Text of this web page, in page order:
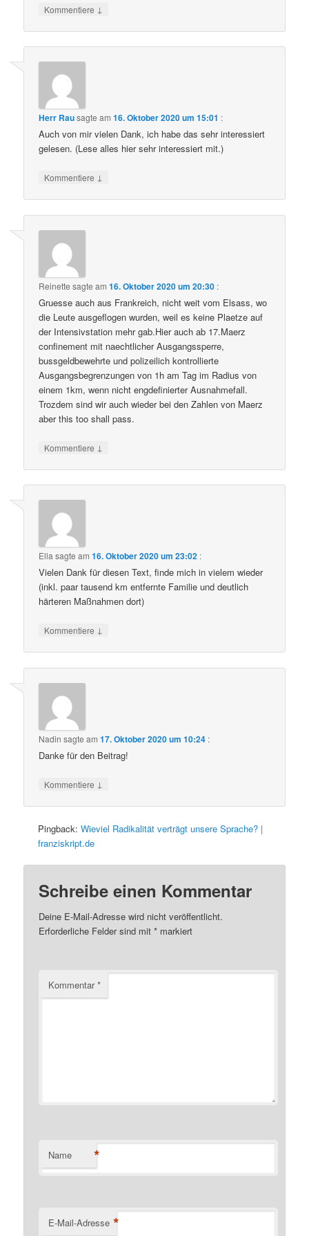
Kommentiere ↓
Herr Rausagte am16. Oktober 2020 um 15:01 :
Auch von mir vielen Dank, ich habe das sehr interessiert
gelesen. (Lese alles hier sehr interessiert mit.)
Kommentiere ↓
Reinette sagte am16. Oktober 2020 um 20:30 :
Gruesse auch aus Frankreich, nicht weit vom Elsass, wo
die Leute ausgeflogen wurden, weil es keine Plaetze auf
der Intensivstation mehr gab.Hier auch ab 17.Maerz
confinement mit naechtlicher Ausgangssperre,
bussgeldbewehrte und polizeilich kontrollierte
Ausgangsbegrenzungen von 1h am Tag im Radius von
einem 1km, wenn nicht engdefinierter Ausnahmefall.
Trozdem sind wir auch wieder bei den Zahlen von Maerz
aber this too shall pass.
Kommentiere ↓
Ella sagte am16. Oktober 2020 um 23:02 :
Vielen Dank für diesen Text, finde mich in vielem wieder
(inkl. paar tausend km entfernte Familie und deutlich
härteren Maßnahmen dort)
Kommentiere ↓
Nadin sagte am17. Oktober 2020 um 10:24 :
Danke für den Beitrag!
Kommentiere ↓
Pingback:Wieviel Radikalität verträgt unsere Sprache? |
franziskript.de
Schreibe einen Kommentar
Deine E-Mail-Adresse wird nicht veröffentlicht.
Erforderliche Felder sind mit* markiert
Kommentar*
Name *
E-Mail-Adresse *